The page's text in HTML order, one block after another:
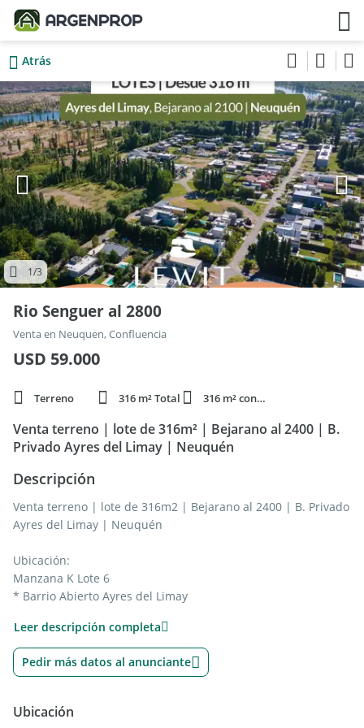
Atrás
1/3
Rio Senguer al 2800
Venta en Neuquen, Confluencia
USD 59.000
Terreno 316 m² Total 316 m² constr.
Venta terreno | lote de 316m² | Bejarano al 2400 | B.
Privado Ayres del Limay | Neuquén
Descripción
Venta terreno | lote de 316m2 | Bejarano al 2400 | B. Privado
Ayres del Limay | Neuquén
Ubicación:
Manzana K Lote 6
* Barrio Abierto Ayres del Limay
En lotes con superficie mayores a 300 m2 se puede construir
2 unidades funcionales.
Consultar por lotes disponibles
Leer descripción completa
Pedir más datos al anunciante
Ubicación